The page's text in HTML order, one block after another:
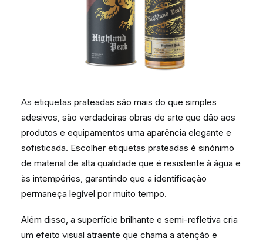
As etiquetas prateadas são mais do que simples
adesivos, são verdadeiras obras de arte que dão aos
produtos e equipamentos uma aparência elegante e
sofisticada. Escolher etiquetas prateadas é sinónimo
de material de alta qualidade que é resistente à água e
às intempéries, garantindo que a identificação
permaneça legível por muito tempo.
Além disso, a superfície brilhante e semi-refletiva cria
um efeito visual atraente que chama a atenção e